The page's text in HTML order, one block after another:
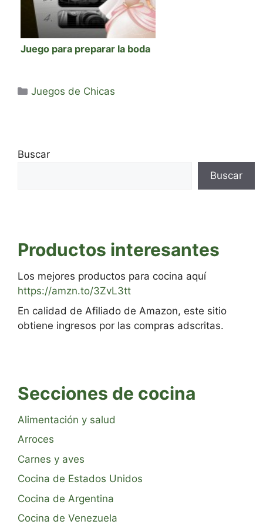
Juego para preparar la boda
Categorías
Juegos de Chicas
Buscar
Buscar
Productos interesantes
Los mejores productos para cocina aquí
https://amzn.to/3ZvL3tt
En calidad de Afiliado de Amazon, este sitio
obtiene ingresos por las compras adscritas.
Secciones de cocina
Alimentación y salud
Arroces
Carnes y aves
Cocina de Estados Unidos
Cocina de Argentina
Cocina de Venezuela